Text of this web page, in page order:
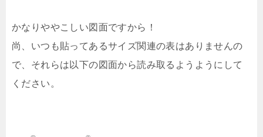
かなりややこしい図面ですから！
尚、いつも貼ってあるサイズ関連の表はありませんの
で、それらは以下の図面から読み取るようようにして
ください。